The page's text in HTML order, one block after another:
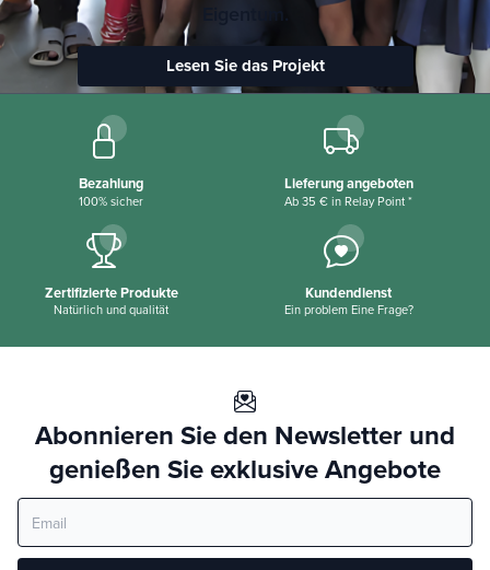
Lesen Sie das Projekt
Bezahlung
100% sicher
Lieferung angeboten
Ab 35 € in Relay Point *
Zertifizierte Produkte
Natürlich und qualität
Kundendienst
Ein problem Eine Frage?
Abonnieren Sie den Newsletter und
genießen Sie exklusive Angebote